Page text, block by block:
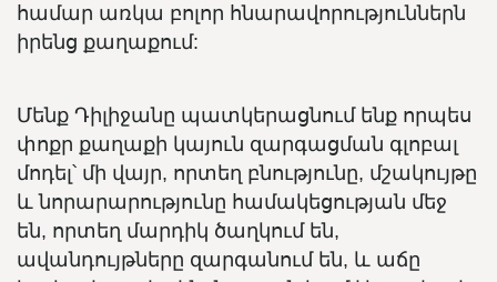
համար առկա բոլոր հնարավորություններն
իրենց քաղաքում:
Մենք Դիլիջանը պատկերացնում ենք որպես
փոքր քաղաքի կայուն զարգացման գլոբալ
մոդել՝ մի վայր, որտեղ բնությունը, մշակույթը
և նորարարությունը համակեցության մեջ
են, որտեղ մարդիկ ծաղկում են,
ավանդույթները զարգանում են, և աճը